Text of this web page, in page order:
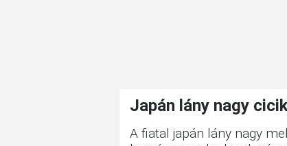
Japán lány nagy
A fiatal japán lány nagy